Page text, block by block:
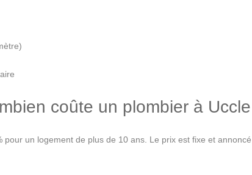
coûte un plombier à
pour un logement de plus de 10 ans. Le prix est fixe et